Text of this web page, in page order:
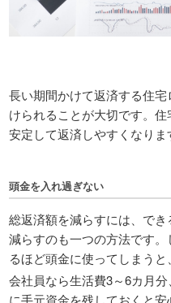
長い期間かけて返済する住
けられることが大切です。住
安定して返済しやすくなりま
頭金を入れ過ぎない
総返済額を減らすには、で
減らすのも一つの方法です
るほど頭金に使ってしまうと
会社員なら生活費3～6カ月
に手元資金を残しておくと